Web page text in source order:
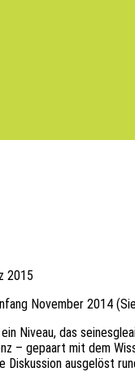
2015
Novem­ber 2014
Niveau, das
– gepaart mit dem
ausge­löst